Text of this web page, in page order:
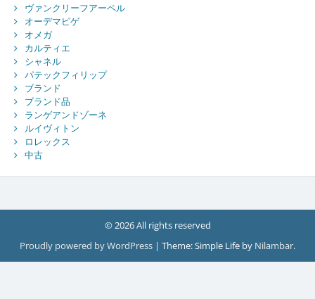
ヴァンクリーフアーペル
オーデマピゲ
オメガ
カルティエ
シャネル
パテックフィリップ
ブランド
ブランド品
ランゲアンドゾーネ
ルイヴィトン
ロレックス
中古
© 2026 All rights reserved
Proudly powered by WordPress | Theme: Simple Life by Nilambar.